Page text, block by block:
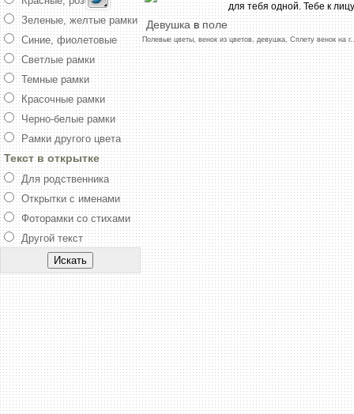
Зеленые, желтые рамки
Синие, фиолетовые
Светлые рамки
Темные рамки
Красочные рамки
Черно-белые рамки
Рамки другого цвета
Текст в открытке
Для родственника
Открытки с именами
Фоторамки со стихами
Другой текст
Девушкавполе
Полевые цветы, венок из цветов, девушка, Сплету венок на